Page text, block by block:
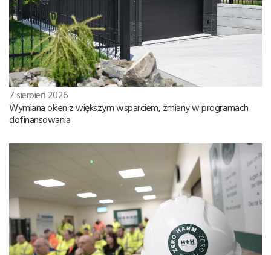
7 sierpień 2026
Wymiana okien z większym wsparciem, zmiany w programach
dofinansowania